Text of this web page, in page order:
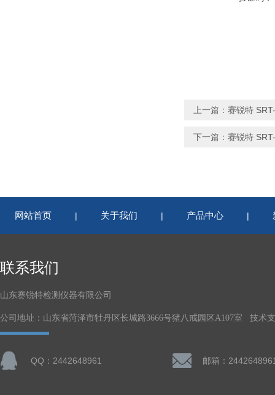
上一篇： 赛锐特
下一篇： 赛锐特
网站首页 | 关于我们 | 产品中心 |
联系我们
山东赛锐特检测仪器有限公司
公司地址：山东省菏泽市牡丹区长城路3666号猪八戒园区A107室 技术
QQ：2442648961 邮箱：